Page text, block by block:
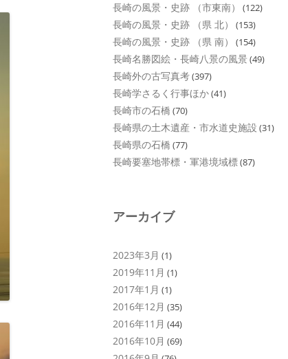
長崎の風景・史跡 （市東南） (122)
長崎の風景・史跡 （県 北） (153)
長崎の風景・史跡 （県 南） (154)
長崎名勝図絵・長崎八景の風景 (49)
長崎外の古写真考(397)
長崎学さるく行事ほか(41)
長崎市の石橋 (70)
長崎県の土木遺産・市水道史施設 (31)
長崎県の石橋 (77)
長崎要塞地帯標・軍港境域標(87)
アーカイブ
2023年3月 (1)
2019年11月 (1)
2017年1月 (1)
2016年12月 (35)
2016年11月 (44)
2016年10月 (69)